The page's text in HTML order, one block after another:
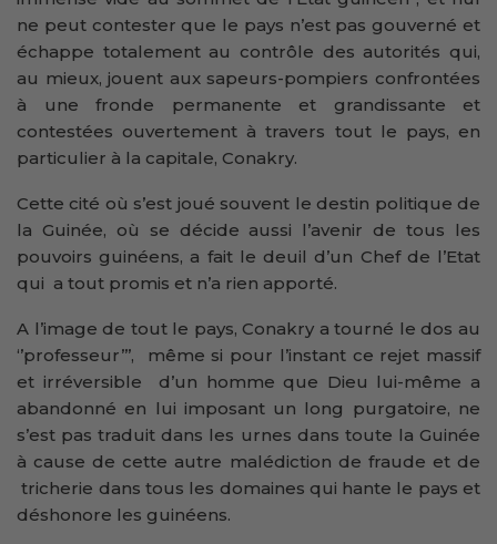
ne peut contester que le pays n’est pas gouverné et
échappe totalement au contrôle des autorités qui,
au mieux, jouent aux sapeurs-pompiers confrontées
à une fronde permanente et grandissante et
contestées ouvertement à travers tout le pays, en
particulier à la capitale, Conakry.
Cette cité où s’est joué souvent le destin politique de
la Guinée, où se décide aussi l’avenir de tous les
pouvoirs guinéens, a fait le deuil d’un Chef de l’Etat
qui a tout promis et n’a rien apporté.
A l’image de tout le pays, Conakry a tourné le dos au
‘’professeur’’’, même si pour l’instant ce rejet massif
et irréversible d’un homme que Dieu lui-même a
abandonné en lui imposant un long purgatoire, ne
s’est pas traduit dans les urnes dans toute la Guinée
à cause de cette autre malédiction de fraude et de
tricherie dans tous les domaines qui hante le pays et
déshonore les guinéens.